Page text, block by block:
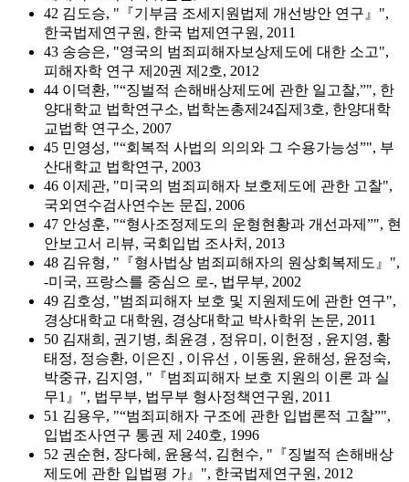
42 김도승, "『기부금 조세지원법제 개선방안 연구』",
한국법제연구원, 한국 법제연구원, 2011
43 송승은, "영국의 범죄피해자보상제도에 대한 소고",
피해자학 연구 제20권 제2호, 2012
44 이덕환, "“징벌적 손해배상제도에 관한 일고찰,”", 한
양대학교 법학연구소, 법학논총제24집제3호, 한양대학
교법학 연구소, 2007
45 민영성, "“회복적 사법의 의의와 그 수용가능성”", 부
산대학교 법학연구, 2003
46 이제관, "미국의 범죄피해자 보호제도에 관한 고찰",
국외연수검사연수논 문집, 2006
47 안성훈, "“형사조정제도의 운형현황과 개선과제”", 현
안보고서 리뷰, 국회입법 조사처, 2013
48 김유형, "『형사법상 범죄피해자의 원상회복제도』",
-미국, 프랑스를 중심으 로-, 법무부, 2002
49 김호성, "범죄피해자 보호 및 지원제도에 관한 연구",
경상대학교 대학원, 경상대학교 박사학위 논문, 2011
50 김재희, 권기병, 최윤경 , 정유미, 이헌정 , 윤지영, 황
태정, 정승환, 이은진 , 이유선 , 이동원, 윤해성, 윤정숙,
박중규, 김지영, "『범죄피해자 보호 지원의 이론 과 실
무1』", 법무부, 법무부 형사정책연구원, 2011
51 김용우, "“범죄피해자 구조에 관한 입법론적 고찰”",
입법조사연구 통권 제 240호, 1996
52 권순현, 장다혜, 윤용석, 김현수, "『징벌적 손해배상
제도에 관한 입법평 가』", 한국법제연구원, 2012